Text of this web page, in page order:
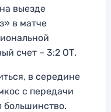
выезде
в матче
счет – 3:2 ОТ.
в середине
с передачи
большинство.